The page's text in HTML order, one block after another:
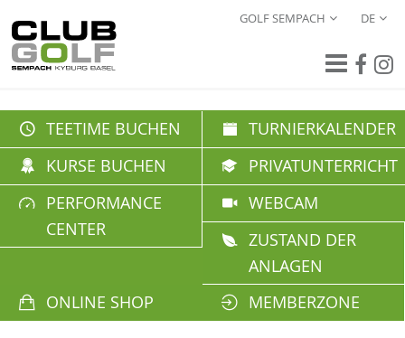
GOLF SEMPACH DE
TEETIME BUCHEN
TURNIERKALENDER
KURSE BUCHEN
PRIVATUNTERRICHT
PERFORMANCE
CENTER
WEBCAM
ZUSTAND DER
ANLAGEN
ONLINE SHOP
MEMBERZONE